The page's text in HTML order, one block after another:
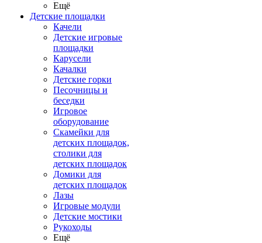
Ещё
Детские площадки
Качели
Детские игровые
площадки
Карусели
Качалки
Детские горки
Песочницы и
беседки
Игровое
оборудование
Скамейки для
детских площадок,
столики для
детских площадок
Домики для
детских площадок
Лазы
Игровые модули
Детские мостики
Рукоходы
Ещё